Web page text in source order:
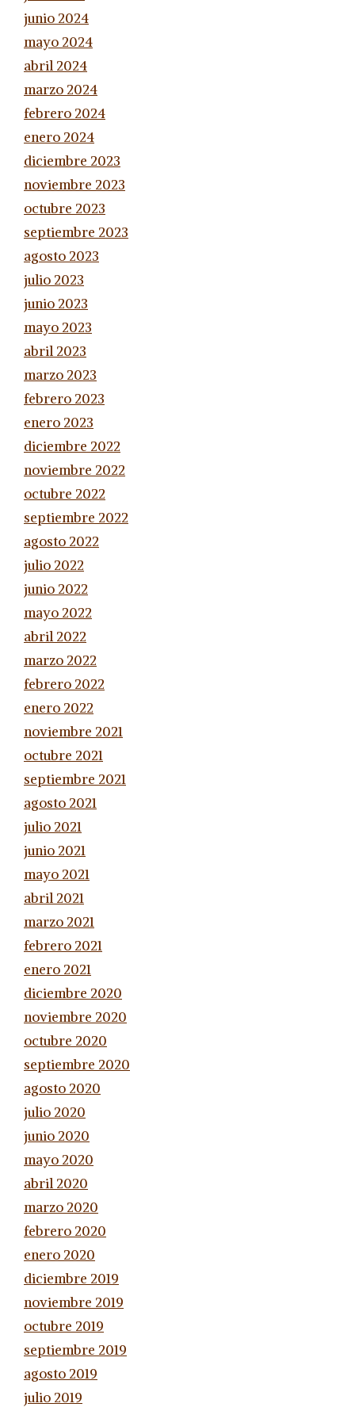
junio 2024
mayo 2024
abril 2024
marzo 2024
febrero 2024
enero 2024
diciembre 2023
noviembre 2023
octubre 2023
septiembre 2023
agosto 2023
julio 2023
junio 2023
mayo 2023
abril 2023
marzo 2023
febrero 2023
enero 2023
diciembre 2022
noviembre 2022
octubre 2022
septiembre 2022
agosto 2022
julio 2022
junio 2022
mayo 2022
abril 2022
marzo 2022
febrero 2022
enero 2022
noviembre 2021
octubre 2021
septiembre 2021
agosto 2021
julio 2021
junio 2021
mayo 2021
abril 2021
marzo 2021
febrero 2021
enero 2021
diciembre 2020
noviembre 2020
octubre 2020
septiembre 2020
agosto 2020
julio 2020
junio 2020
mayo 2020
abril 2020
marzo 2020
febrero 2020
enero 2020
diciembre 2019
noviembre 2019
octubre 2019
septiembre 2019
agosto 2019
julio 2019